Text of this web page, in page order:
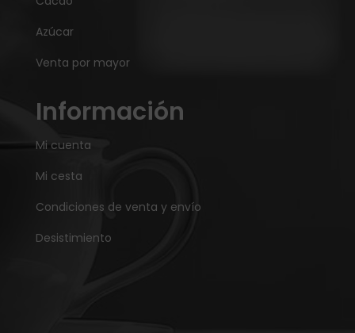
Azúcar
Venta por mayor
Información
Mi cuenta
Mi cesta
Condiciones de venta y envío
Desistimiento